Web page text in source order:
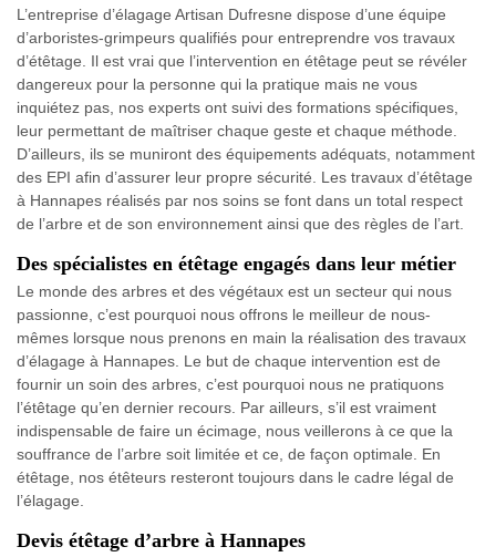
L’entreprise d’élagage Artisan Dufresne dispose d’une équipe
d’arboristes-grimpeurs qualifiés pour entreprendre vos travaux
d’étêtage. Il est vrai que l’intervention en étêtage peut se révéler
dangereux pour la personne qui la pratique mais ne vous
inquiétez pas, nos experts ont suivi des formations spécifiques,
leur permettant de maîtriser chaque geste et chaque méthode.
D’ailleurs, ils se muniront des équipements adéquats, notamment
des EPI afin d’assurer leur propre sécurité. Les travaux d’étêtage
à Hannapes réalisés par nos soins se font dans un total respect
de l’arbre et de son environnement ainsi que des règles de l’art.
Des spécialistes en étêtage engagés dans leur métier
Le monde des arbres et des végétaux est un secteur qui nous
passionne, c’est pourquoi nous offrons le meilleur de nous-
mêmes lorsque nous prenons en main la réalisation des travaux
d’élagage à Hannapes. Le but de chaque intervention est de
fournir un soin des arbres, c’est pourquoi nous ne pratiquons
l’étêtage qu’en dernier recours. Par ailleurs, s’il est vraiment
indispensable de faire un écimage, nous veillerons à ce que la
souffrance de l’arbre soit limitée et ce, de façon optimale. En
étêtage, nos étêteurs resteront toujours dans le cadre légal de
l’élagage.
Devis étêtage d’arbre à Hannapes